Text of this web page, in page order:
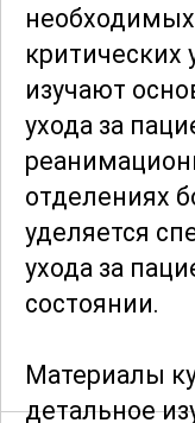
критических
изучают
ухода за
отделениях
уделяется
ухода за
состоянии.
Материалы
детальное